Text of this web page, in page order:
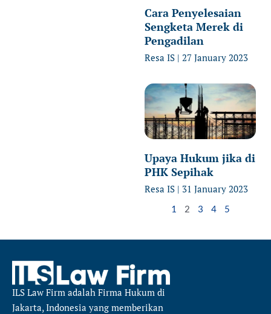
Cara Penyelesaian
Sengketa Merek di
Pengadilan
Resa IS 27 January 2023
Upaya Hukum jika di
PHK Sepihak
Resa IS 31 January 2023
1 2 3 4 5
ILS Law Firm adalah Firma Hukum di
Jakarta, Indonesia yang memberikan